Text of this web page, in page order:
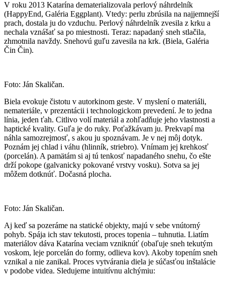
V roku 2013 Katarína dematerializovala perlový náhrdelník
(HappyEnd, Galéria Eggplant). Vtedy: perlu zbrúsila na najjemnejší
prach, dostala ju do vzduchu. Perlový náhrdelník zvesila z krku a
nechala vznášať sa po miestnosti. Teraz: napadaný sneh stlačila,
zhmotnila navždy. Snehovú guľu zavesila na krk. (Biela, Galéria
Čin Čin).
Foto: Ján Skaličan.
Biela evokuje čistotu v autorkinom geste. V myslení o materiáli,
nemateriále, v prezentácii i technologickom prevedení. Je to jedna
línia, jeden ťah. Citlivo volí materiál a zohľadňuje jeho vlastnosti a
haptické kvality. Guľa je do ruky. Poťažkávam ju. Prekvapí ma
náhla samozrejmosť, s akou ju spoznávam. Je v nej môj dotyk.
Poznám jej chlad i váhu (hlinník, striebro). Vnímam jej krehkosť
(porcelán). A pamätám si aj tú tenkosť napadaného snehu, čo ešte
drží pokope (galvanicky pokované vrstvy vosku). Sotva sa jej
môžem dotknúť. Dočasná plocha.
Foto: Ján Skaličan.
Aj keď sa pozeráme na statické objekty, majú v sebe vnútorný
pohyb. Spája ich stav tekutosti, proces topenia – tuhnutia. Liatím
materiálov dáva Katarína veciam vzniknúť (obaľuje sneh tekutým
voskom, leje porcelán do formy, odlieva kov). Akoby topením sneh
vznikal a nie zanikal. Proces vytvárania diela je súčasťou inštalácie
v podobe videa. Sledujeme intuitívnu alchýmiu: